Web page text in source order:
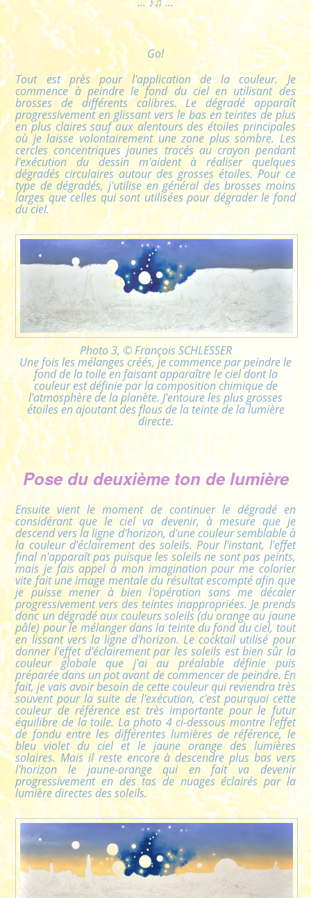
Go!
Tout est près pour l'application de la couleur. Je
commence à peindre le fond du ciel en utilisant des
brosses de différents calibres. Le dégradé apparaît
progressivement en glissant vers le bas en teintes de plus
en plus claires sauf aux alentours des étoiles principales
où je laisse volontairement une zone plus sombre. Les
cercles concentriques jaunes tracés au crayon pendant
l'exécution du dessin m'aident à réaliser quelques
dégradés circulaires autour des grosses étoiles. Pour ce
type de dégradés, j'utilise en général des brosses moins
larges que celles qui sont utilisées pour dégrader le fond
du ciel.
Photo 3, © François SCHLESSER
Une fois les mélanges créés, je commence par peindre le
fond de la toile en faisant apparaître le ciel dont la
couleur est définie par la composition chimique de
l'atmosphère de la planète. J'entoure les plus grosses
étoiles en ajoutant des flous de la teinte de la lumière
directe.
Pose du deuxième ton de lumière
Ensuite vient le moment de continuer le dégradé en
considérant que le ciel va devenir, à mesure que je
descend vers la ligne d'horizon, d'une couleur semblable à
la couleur d'éclairement des soleils. Pour l'instant, l'effet
final n'apparaît pas puisque les soleils ne sont pas peints,
mais je fais appel à mon imagination pour me colorier
vite fait une image mentale du résultat escompté afin que
je puisse mener à bien l'opération sans me décaler
progressivement vers des teintes inappropriées. Je prends
donc un dégradé aux couleurs soleils (du orange au jaune
pâle) pour le mélanger dans la teinte du fond du ciel, tout
en lissant vers la ligne d'horizon. Le cocktail utilisé pour
donner l'effet d'éclairement par les soleils est bien sûr la
couleur globale que j'ai au préalable définie puis
préparée dans un pot avant de commencer de peindre. En
fait, je vais avoir besoin de cette couleur qui reviendra très
souvent pour la suite de l'exécution, c'est pourquoi cette
couleur de référence est très importante pour le futur
équilibre de la toile. La photo 4 ci-dessous montre l'effet
de fondu entre les différentes lumières de référence, le
bleu violet du ciel et le jaune orange des lumières
solaires. Mais il reste encore à descendre plus bas vers
l'horizon le jaune-orange qui en fait va devenir
progressivement en des tas de nuages éclairés par la
lumière directes des soleils.